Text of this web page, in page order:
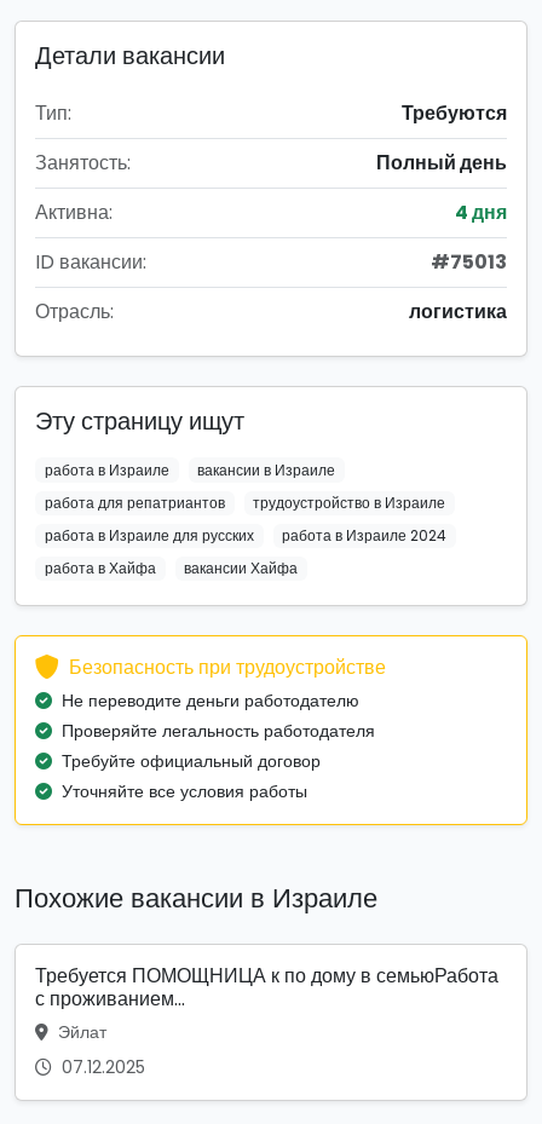
Детали вакансии
Тип:
Требуются
Занятость:
Полный день
Активна:
4 дня
ID вакансии:
#75013
Отрасль:
логистика
Эту страницу ищут
работа в Израиле
вакансии в Израиле
работа для репатриантов
трудоустройство в Израиле
работа в Израиле для русских
работа в Израиле 2024
работа в Хайфа
вакансии Хайфа
Безопасность при трудоустройстве
Не переводите деньги работодателю
Проверяйте легальность работодателя
Требуйте официальный договор
Уточняйте все условия работы
Похожие вакансии в Израиле
Требуется ПОМОЩНИЦА к по дому в семьюРабота
с проживанием...
Эйлат
07.12.2025